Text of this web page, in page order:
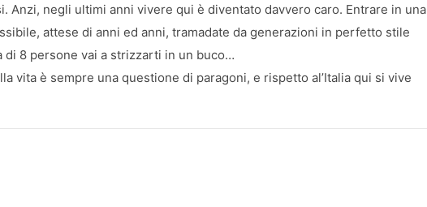
Anzi, negli ultimi anni vivere qui è diventato davvero caro. Entrare in una
attese di anni ed anni, tramadate da generazioni in perfetto stile
di 8 persone vai a strizzarti in un buco…
vita è sempre una questione di paragoni, e rispetto al’Italia qui si vive